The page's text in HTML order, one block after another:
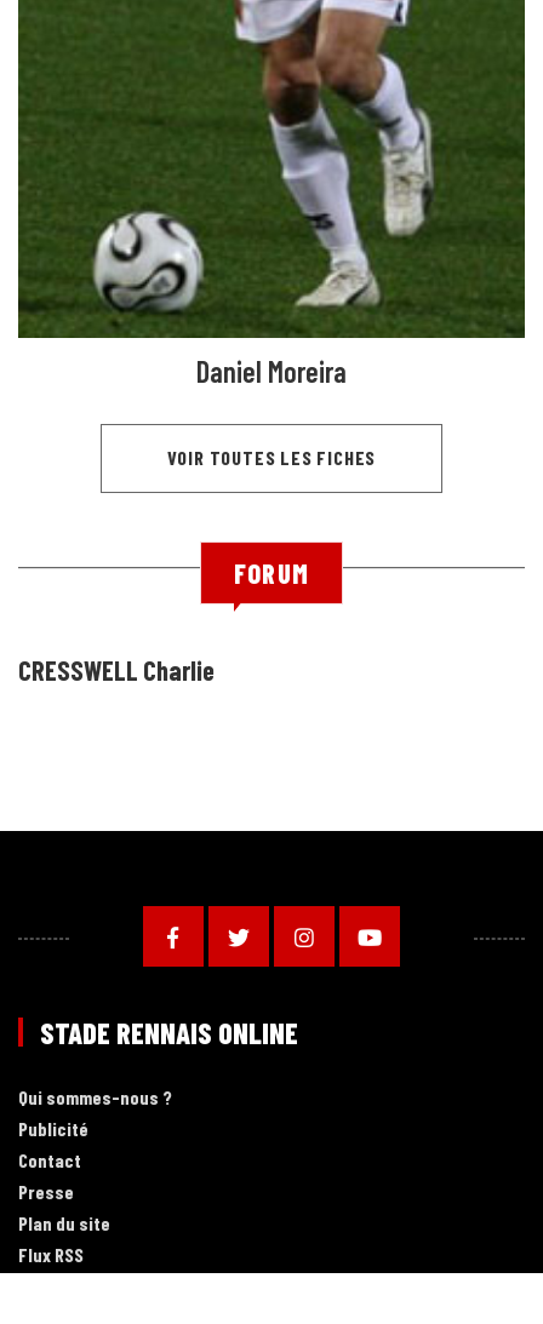
Daniel Moreira
VOIR TOUTES LES FICHES
FORUM
CRESSWELL Charlie
STADE RENNAIS ONLINE
Qui sommes-nous ?
Publicité
Contact
Presse
Plan du site
Flux RSS